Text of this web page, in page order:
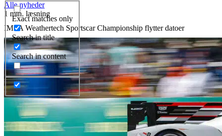
Exact matches only
Search in title
Search in content
Alle nyheder
1 min. læsning
IMSA Weathertech Sportscar Championship flytter datoer